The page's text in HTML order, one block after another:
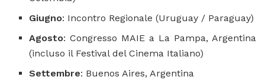
Giugno: Incontro Regionale (Uruguay / Paraguay)
Agosto: Congresso MAIE a La Pampa, Argentina
(incluso il Festival del Cinema Italiano)
Settembre: Buenos Aires, Argentina